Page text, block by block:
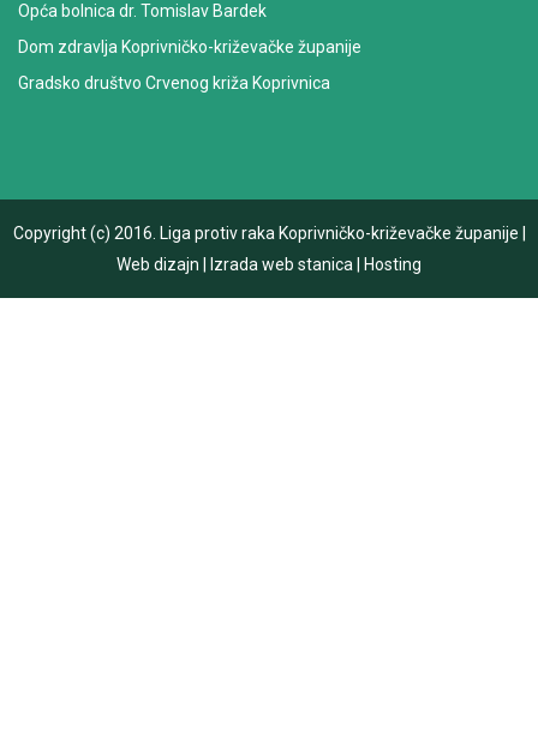
Opća bolnica dr. Tomislav Bardek
Dom zdravlja Koprivničko-križevačke županije
Gradsko društvo Crvenog križa Koprivnica
Copyright (c) 2016. Liga protiv raka Koprivničko-križevačke županije
Web dizajn
Izrada web stanica Hosting